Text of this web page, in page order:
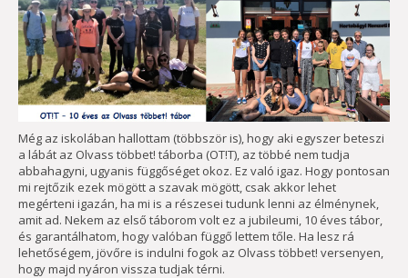
Még az iskolában hallottam (többször is), hogy aki egyszer beteszi
a lábát az Olvass többet! táborba (OT!T), az többé nem tudja
abbahagyni, ugyanis függőséget okoz. Ez való igaz. Hogy pontosan
mi rejtőzik ezek mögött a szavak mögött, csak akkor lehet
megérteni igazán, ha mi is a részesei tudunk lenni az élménynek,
amit ad. Nekem az első táborom volt ez a jubileumi, 10 éves tábor,
és garantálhatom, hogy valóban függő lettem tőle. Ha lesz rá
lehetőségem, jövőre is indulni fogok az Olvass többet! versenyen,
hogy majd nyáron vissza tudjak térni.